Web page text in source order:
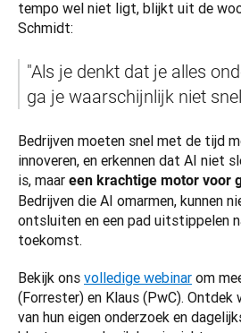
tempo wel niet ligt, blijkt uit de
Schmidt:
"Als je denkt dat je alles
ga je waarschijnlijk niet
Bedrijven moeten snel met de tijd
innoveren, en erkennen dat AI niet
is, maar een krachtige motor voor
Bedrijven die AI omarmen, kunnen
ontsluiten en een pad uitstippelen
toekomst.
Bekijk ons volledige webinar om
(Forrester) en Klaus (PwC). Ontdek
van hun eigen onderzoek en